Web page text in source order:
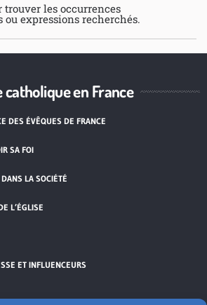
trouver les occurrences
ou expressions recherchés.
catholique en France
DES ÉVÊQUES DE FRANCE
SA FOI
LA SOCIÉTÉ
L’ÉGLISE
ET INFLUENCEURS